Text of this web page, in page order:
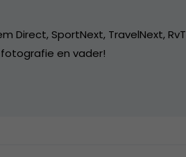
Direct, SportNext, TravelNext, RvT
fotografie en vader!